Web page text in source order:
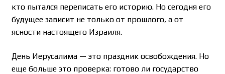
кто пытался переписать его историю. Но сегодня его
будущее зависит не только от прошлого, а от
ясности настоящего Израиля.
День Иерусалима — это праздник освобождения. Но
еще больше это проверка: готово ли государство